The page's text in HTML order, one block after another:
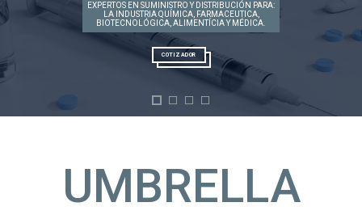
EXPERTOS EN SUMINISTRO Y DISTRIBUCIÓN PARA:
LA INDUSTRIA QUÍMICA, FARMACEUTICA,
BIOTECNOLÓGICA, ALIMENTÍCIA Y MÉDICA.
COTIZADOR
UMBRELLA